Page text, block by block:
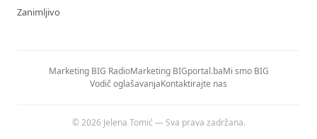
Zanimljivo
Marketing BIG RadioMarketing BIGportal.baMi smo BIG
Vodič oglašavanjaKontaktirajte nas
© 2026 Jelena Tomić — Sva prava zadržana.